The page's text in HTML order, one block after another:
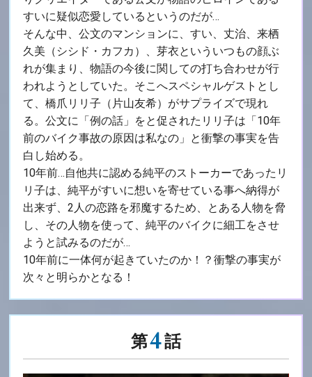
すいに疑似恋愛しているというのだが…
そんな中、公文のマンションに、すい、丈治、来栖
久美（シシド・カフカ）、芽衣といういつもの顔ぶ
れが集まり、物語の今後に関しての打ち合わせが行
われようとしていた。そこへスペシャルゲストとし
て、橋爪リリ子（片山友希）がサプライズで現れ
る。公文に「例の話」をと促されたリリ子は「10年
前のバイク事故の原因は私なの」と衝撃の事実を告
白し始める。
10年前…自他共に認める純平のストーカーであったリ
リ子は、純平がすいに想いを寄せている事へ納得が
出来ず、2人の恋路を邪魔するため、とある人物を脅
し、その人物を使って、純平のバイクに細工をさせ
ようと試みるのだが…
10年前に一体何が起きていたのか！？衝撃の事実が
次々と明らかとなる！
第4話